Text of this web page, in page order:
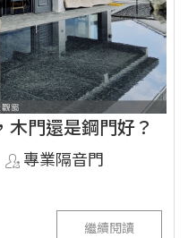
門還是鋼門好？
專業隔音門
繼續閱讀